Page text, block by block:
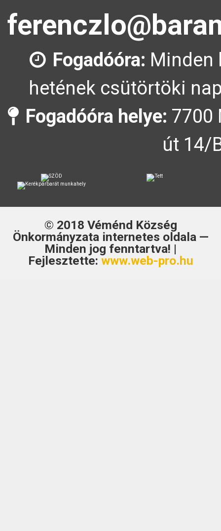
Fogadóóra: Minden
hetének csütörtöki
Fogadóóra helye: 7700
út 14/
© 2018 Véménd Község
Önkormányzatainternetes oldala —
Minden jog fenntartva! |
Fejlesztette: www.web-pro.hu